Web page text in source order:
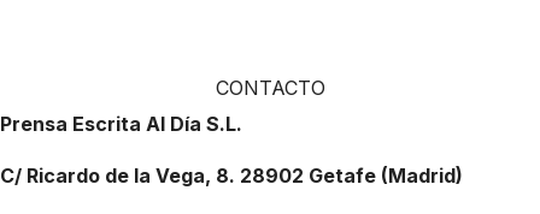
CONTACTO
Prensa Escrita Al Día S.L.
C/ Ricardo de la Vega, 8. 28902 Getafe (Madrid)